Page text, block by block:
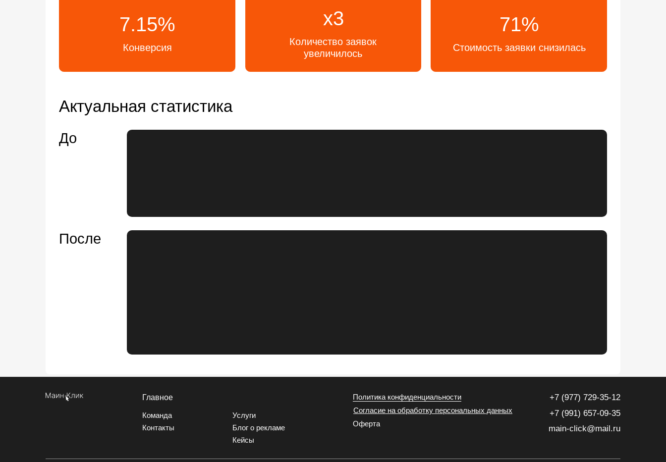
До
Конверсия
7.15%
Количество заявок
увеличилось
Актуальная статистика
х3
Стоимость заявки снизилась
После
71%
+7 (977) 729-35-12
+7 (991) 657-09-35
main-click@mail.ru
Главное
Команда
Контакты
Услуги
Блог о рекламе
Кейсы
Политика конфиденциальности
Согласие на обработку персональных данных
Оферта